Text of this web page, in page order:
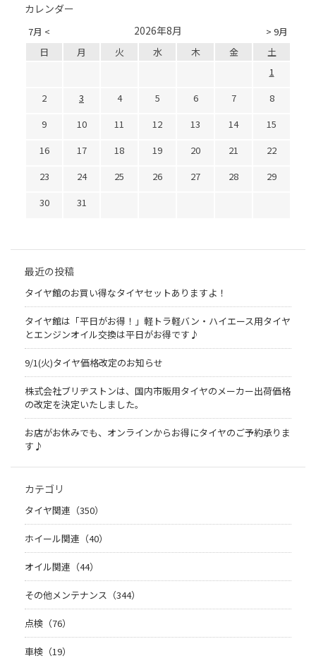
カレンダー
7月 < > 9月
2026年8月
日 月 火 水 木 金
土
1
2
3 4 5 6 7
8
9
10 11 12 13 14
15
16
17 18 19 20 21
22
23
24 25 26 27 28
29
30
31
最近の投稿
タイヤ館のお買い得なタイヤセットありますよ！
タイヤ館は「平日がお得！」軽トラ軽バン・ハイエース用タイヤ
とエンジンオイル交換は平日がお得です♪
9/1(火)タイヤ価格改定のお知らせ
株式会社ブリヂストンは、国内市販用タイヤのメーカー出荷価格
の改定を決定いたしました。
お店がお休みでも、オンラインからお得にタイヤのご予約承りま
す♪
カテゴリ
タイヤ関連（350）
ホイール関連（40）
オイル関連（44）
その他メンテナンス（344）
点検（76）
車検（19）